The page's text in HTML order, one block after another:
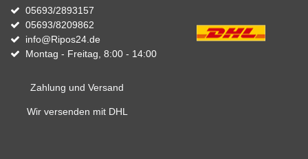
05693/2893157
05693/8209862
info@Ripos24.de
Montag - Freitag, 8:00 - 14:00
Zahlung und Versand
Wir versenden mit DHL